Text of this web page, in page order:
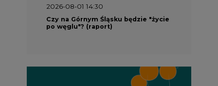
2026-08-01 14:30
Czy na Górnym Śląsku będzie "życie
po węglu"? (raport)